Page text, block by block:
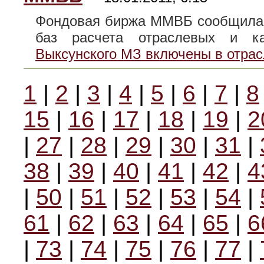
Фондовая биржа ММВБ сообщила,
баз расчета отраслевых и
Выксунского МЗ включены в
1 | 2 | 3 | 4 | 5 | 6 | 7 | 8
15 | 16 | 17 | 18 | 19 |
| 27 | 28 | 29 | 30 | 31 |
38 | 39 | 40 | 41 | 42 |
| 50 | 51 | 52 | 53 | 54 |
61 | 62 | 63 | 64 | 65 |
| 73 | 74 | 75 | 76 | 77 |